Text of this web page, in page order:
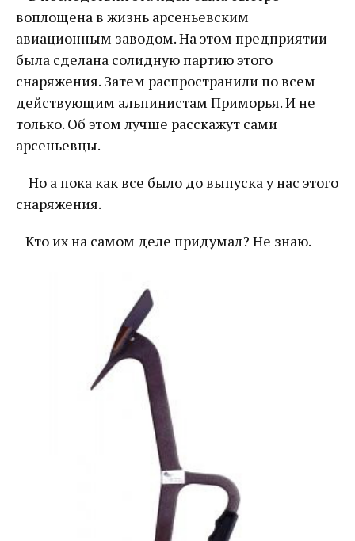
воплощена в жизнь арсеньевским
авиационным заводом. На этом предприятии
была сделана солидную партию этого
снаряжения. Затем распространили по всем
действующим альпинистам Приморья. И не
только. Об этом лучше расскажут сами
арсеньевцы.
Но а пока как все было до выпуска у нас этого
снаряжения.
Кто их на самом деле придумал? Не знаю.